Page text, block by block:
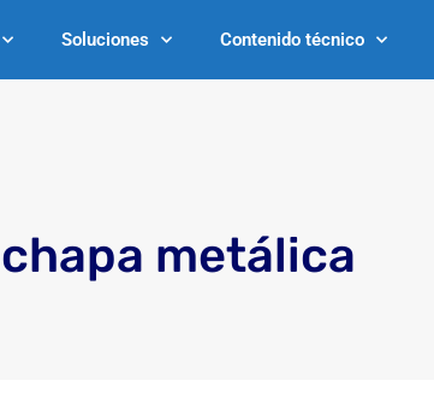
Soluciones Contenido técnico
metálica